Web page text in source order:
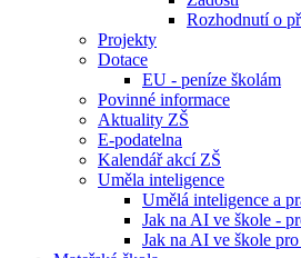
Rozhodnutí o
Projekty
Dotace
EU - peníze školám
Povinné informace
Aktuality ZŠ
E-podatelna
Kalendář akcí ZŠ
Uměla inteligence
Umělá inteligence a
Jak na AI ve škole -
Jak na AI ve škole